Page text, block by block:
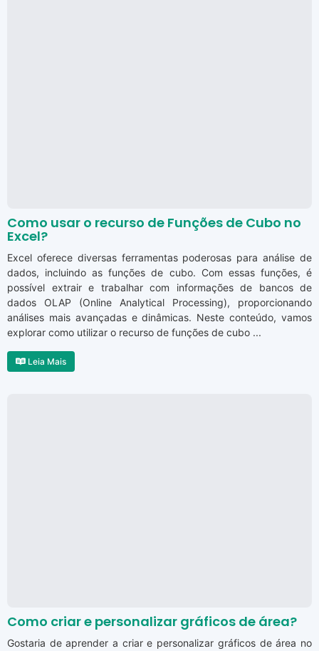
Como usar o recurso de Funções de Cubo no
Excel?
Excel oferece diversas ferramentas poderosas para análise de
dados, incluindo as funções de cubo. Com essas funções, é
possível extrair e trabalhar com informações de bancos de
dados OLAP (Online Analytical Processing), proporcionando
análises mais avançadas e dinâmicas. Neste conteúdo, vamos
explorar como utilizar o recurso de funções de cubo ...
Leia Mais
Como criar e personalizar gráficos de área?
Gostaria de aprender a criar e personalizar gráficos de área no